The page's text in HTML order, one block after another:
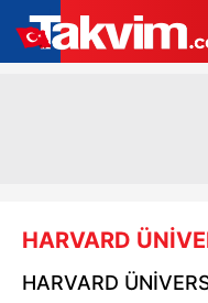
HARVARD
HARVARD